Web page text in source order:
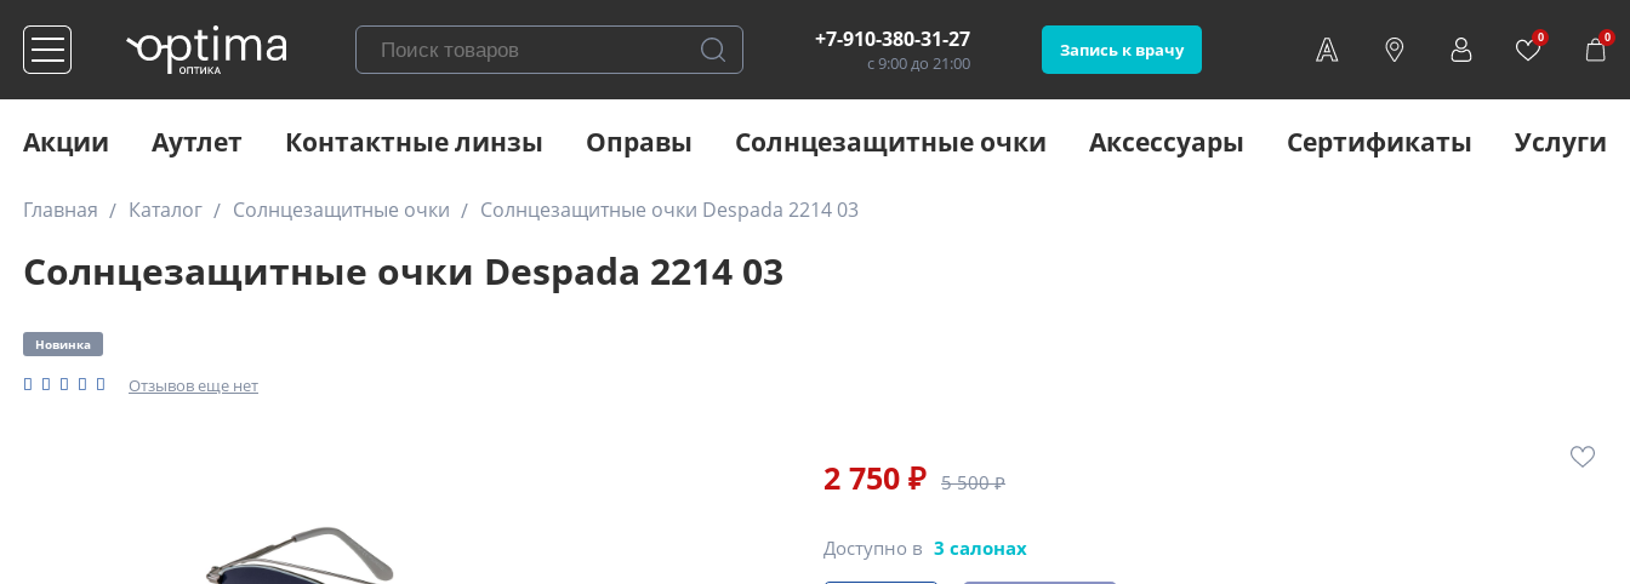
+7-910-380-31-27
с 9:00 до 21:00
Запись к врачу
0 0
Акции Аутлет Контактные линзы Оправы Солнцезащитные очки Аксессуары Сертификаты Услуги
Главная Каталог Солнцезащитные очки Солнцезащитные очки Despada 2214 03
Солнцезащитные очки Despada 2214 03
Новинка
Отзывов еще нет
2 750 ₽ 5 500 ₽
Доступно в 3 салонах